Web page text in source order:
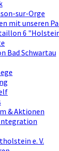
sur-Orge
mit unseren
6
Bad Schwartau
& Aktionen
e. V.